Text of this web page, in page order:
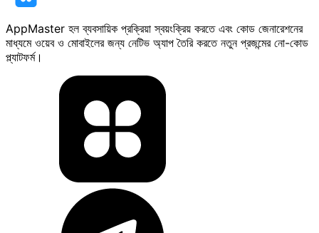
AppMaster হল ব্যবসায়িক প্রক্রিয়া স্বয়ংক্রিয় করতে এবং কোড জেনারেশনের
মাধ্যমে ওয়েব ও মোবাইলের জন্য নেটিভ অ্যাপ তৈরি করতে নতুন প্রজন্মের নো-কোড
প্ল্যাটফর্ম।